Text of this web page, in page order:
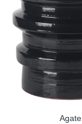
Agate